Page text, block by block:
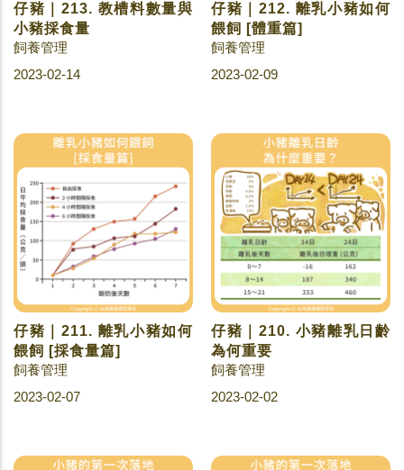
仔豬｜213. 教槽料數量與
小豬採食量
飼養管理
2023-02-14
仔豬｜212. 離乳小豬如何
餵飼 [體重篇]
飼養管理
2023-02-09
仔豬｜211. 離乳小豬如何
餵飼 [採食量篇]
飼養管理
2023-02-07
仔豬｜210. 小豬離乳日齡
為何重要
飼養管理
2023-02-02